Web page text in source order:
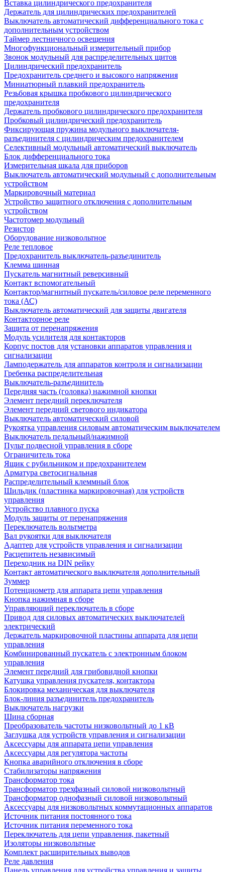
Вставка цилиндрического предохранителя
Держатель для цилиндрических предохранителей
Выключатель автоматический дифференциального тока с
дополнительным устройством
Таймер лестничного освещения
Многофункциональный измерительный прибор
Звонок модульный для распределительных щитов
Цилиндрический предохранитель
Предохранитель среднего и высокого напряжения
Миниатюрный плавкий предохранитель
Резьбовая крышка пробкового цилиндрического
предохранителя
Держатель пробкового цилиндрического предохранителя
Пробковый цилиндрический предохранитель
Фиксирующая пружина модульного выключателя-
разъединителя с цилиндрическим предохранителем
Селективный модульный автоматический выключатель
Блок дифференциального тока
Измерительная шкала для приборов
Выключатель автоматический модульный с дополнительным
устройством
Маркировочный материал
Устройство защитного отключения с дополнительным
устройством
Частотомер модульный
Резистор
Оборудование низковольтное
Реле тепловое
Предохранитель выключатель-разъединитель
Клемма шинная
Пускатель магнитный реверсивный
Контакт вспомогательный
Контактор/магнитный пускатель/силовое реле переменного
тока (АС)
Выключатель автоматический для защиты двигателя
Контакторное реле
Защита от перенапряжения
Модуль усилителя для контакторов
Корпус постов для установки аппаратов управления и
сигнализации
Ламподержатель для аппаратов контроля и сигнализации
Гребенка распределительная
Выключатель-разъединитель
Передняя часть (головка) нажимной кнопки
Элемент передний переключателя
Элемент передний светового индикатора
Выключатель автоматический силовой
Рукоятка управления силовым автоматическим выключателем
Выключатель педальный/нажимной
Пульт подвесной управления в сборе
Ограничитель тока
Ящик с рубильником и предохранителем
Арматура светосигнальная
Распределительный клеммный блок
Шильдик (пластинка маркировочная) для устройств
управления
Устройство плавного пуска
Модуль защиты от перенапряжения
Переключатель вольтметра
Вал рукоятки для выключателя
Адаптер для устройств управления и сигнализации
Расцепитель независимый
Переходник на DIN рейку
Контакт автоматического выключателя дополнительный
Зуммер
Потенциометр для аппарата цепи управления
Кнопка нажимная в сборе
Управляющий переключатель в сборе
Привод для силовых автоматических выключателей
электрический
Держатель маркировочной пластины аппарата для цепи
управления
Комбинированный пускатель с электронным блоком
управления
Элемент передний для грибовидной кнопки
Катушка управления пускателя, контактора
Блокировка механическая для выключателя
Блок-линия разъединитель предохранитель
Выключатель нагрузки
Шина сборная
Преобразователь частоты низковольтный до 1 кВ
Заглушка для устройств управления и сигнализации
Аксессуары для аппарата цепи управления
Аксессуары для регулятора частоты
Кнопка аварийного отключения в сборе
Стабилизаторы напряжения
Трансформатор тока
Трансформатор трехфазный силовой низковольтный
Трансформатор однофазный силовой низковольтный
Аксессуары для низковольтных коммутационных аппаратов
Источник питания постоянного тока
Источник питания переменного тока
Переключатель для цепи управления, пакетный
Изоляторы низковольтные
Комплект расширительных выводов
Реле давления
Панель управления для устройства управления и защиты